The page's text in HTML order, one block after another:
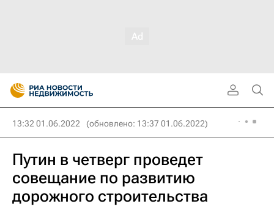
13:32 01.06.2022 (обновлено: 13:37 01.06.2022)
Путин в четверг проведет
совещание по развитию
дорожного строительства